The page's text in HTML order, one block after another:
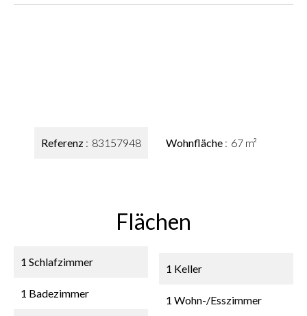
Referenz 83157948 Wohnfläche 67 m²
Flächen
1 Schlafzimmer
1 Badezimmer
1 Keller
1 Wohn-/Esszimmer